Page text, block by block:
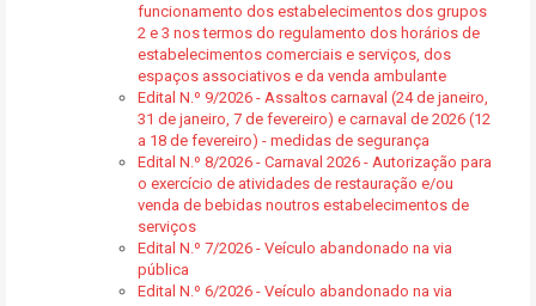
funcionamento dos estabelecimentos dos grupos
2 e 3 nos termos do regulamento dos horários de
estabelecimentos comerciais e serviços, dos
espaços associativos e da venda ambulante
Edital N.º 9/2026 - Assaltos carnaval (24 de janeiro,
31 de janeiro, 7 de fevereiro) e carnaval de 2026 (12
a 18 de fevereiro) - medidas de segurança
Edital N.º 8/2026 - Carnaval 2026 - Autorização para
o exercício de atividades de restauração e/ou
venda de bebidas noutros estabelecimentos de
serviços
Edital N.º 7/2026 - Veículo abandonado na via
pública
Edital N.º 6/2026 - Veículo abandonado na via